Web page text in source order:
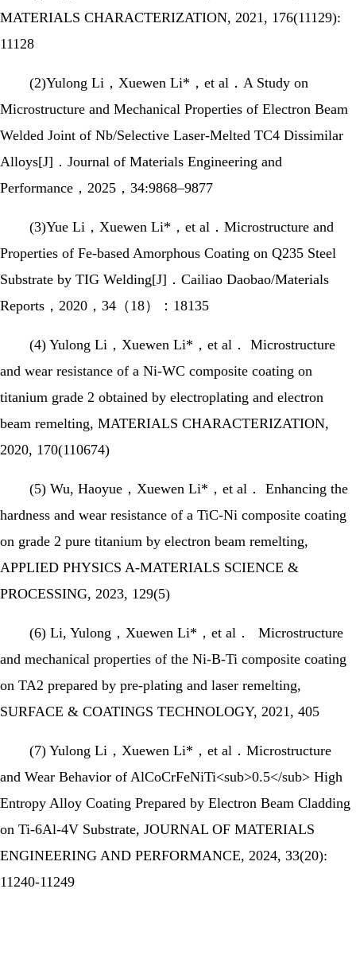
MATERIALS CHARACTERIZATION, 2021, 176(11129):
11128
(2)Yulong Li，Xuewen Li*，et al．A Study on
Microstructure and Mechanical Properties of Electron Beam
Welded Joint of Nb/Selective Laser-Melted TC4 Dissimilar
Alloys[J]．Journal of Materials Engineering and
Performance，2025，34:9868–9877
(3)Yue Li，Xuewen Li*，et al．Microstructure and
Properties of Fe-based Amorphous Coating on Q235 Steel
Substrate by TIG Welding[J]．Cailiao Daobao/Materials
Reports，2020，34（18）：18135
(4) Yulong Li，Xuewen Li*，et al． Microstructure
and wear resistance of a Ni-WC composite coating on
titanium grade 2 obtained by electroplating and electron
beam remelting, MATERIALS CHARACTERIZATION,
2020, 170(110674)
(5) Wu, Haoyue，Xuewen Li*，et al． Enhancing the
hardness and wear resistance of a TiC-Ni composite coating
on grade 2 pure titanium by electron beam remelting,
APPLIED PHYSICS A-MATERIALS SCIENCE &
PROCESSING, 2023, 129(5)
(6) Li, Yulong，Xuewen Li*，et al． Microstructure
and mechanical properties of the Ni-B-Ti composite coating
on TA2 prepared by pre-plating and laser remelting,
SURFACE & COATINGS TECHNOLOGY, 2021, 405
(7) Yulong Li，Xuewen Li*，et al．Microstructure
and Wear Behavior of AlCoCrFeNiTi<sub>0.5</sub> High
Entropy Alloy Coating Prepared by Electron Beam Cladding
on Ti-6Al-4V Substrate, JOURNAL OF MATERIALS
ENGINEERING AND PERFORMANCE, 2024, 33(20):
11240-11249